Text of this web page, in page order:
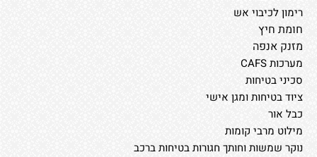
רימון לכיבוי אש
חומת חיץ
מזנק אנפה
מערכות CAFS
סכיני בטיחות
ציוד בטיחות ומגן אישי
כבל אור
מילוט מרבי קומות
נוקר שמשות וחותך חגורות בטיחות ברכב